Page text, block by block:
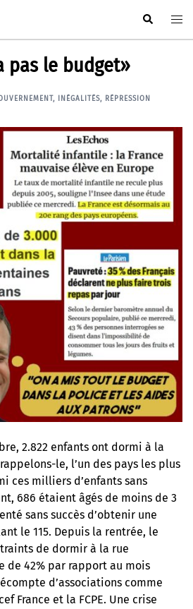
Rechercher
pas le budget»
, INÉGALITÉS, RÉPRESSION
2.822 enfants ont dormi à la
le, l’un des pays les plus
ces milliers d’enfants sans
686 étaient âgés de moins de 3
sans succès d’obtenir une
le 115. Depuis la rentrée, le
de dormir à la rue
de 42% par rapport au mois
d’associations comme
France et la FCPE. Une crise